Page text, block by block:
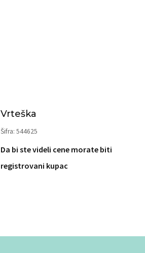
Vrteška
Šifra: 544625
Da bi ste videli cene morate biti
registrovani kupac